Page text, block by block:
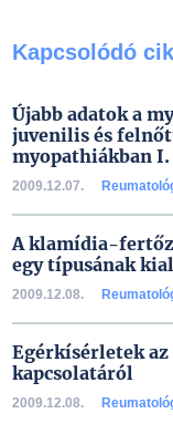
Kapcsolódó
Újabb adatok a
juvenilis és
myopathiákban I.
2009.12.07.
A klamídia-
egy típusának
2009.12.08.
Egérkísérletek
kapcsolatáról
2009.12.08.